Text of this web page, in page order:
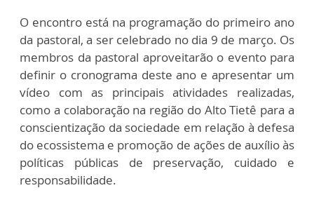
O encontro está na programação do primeiro ano
da pastoral, a ser celebrado no dia 9 de março. Os
membros da pastoral aproveitarão o evento para
definir o cronograma deste ano e apresentar um
vídeo com as principais atividades realizadas,
como a colaboração na região do Alto Tietê para a
conscientização da sociedade em relação à defesa
do ecossistema e promoção de ações de auxílio às
políticas públicas de preservação, cuidado e
responsabilidade.